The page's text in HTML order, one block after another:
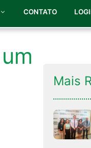
CONTATO
Mais